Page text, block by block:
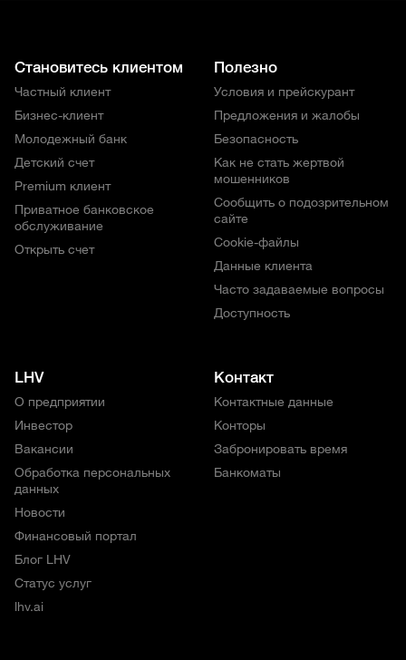
Становитесь клиентом
Частный клиент
Бизнес-клиент
Молодежный банк
Детский счет
Premium клиент
Приватное банковское
обслуживание
Открыть счет
Полезно
Условия и прейскурант
Предложения и жалобы
Безопасность
Как не стать жертвой
мошенников
Сообщить о подозрительном
сайте
Cookie-файлы
Данные клиента
Часто задаваемые вопросы
Доступность
LHV
О предприятии
Инвестор
Вакансии
Обработка персональных
данных
Новости
Финансовый портал
Блог LHV
Статус услуг
lhv.ai
Контакт
Контактные данные
Конторы
Забронировать время
Банкоматы